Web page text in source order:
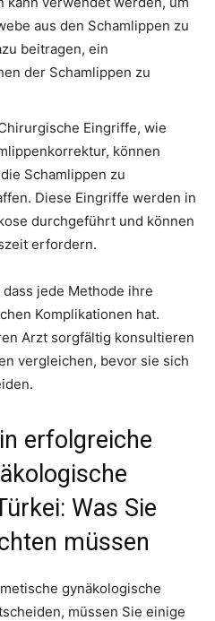
aus den Schamlippen zu
beitragen, ein
der Schamlippen zu
Eingriffe, wie
können
Schamlippen zu
Diese Eingriffe werden in
durchgeführt und können
erfordern.
jede Methode ihre
Komplikationen hat.
Arzt sorgfältig konsultieren
vergleichen, bevor sie sich
erfolgreiche
Was Sie
müssen
gynäkologische
müssen Sie einige